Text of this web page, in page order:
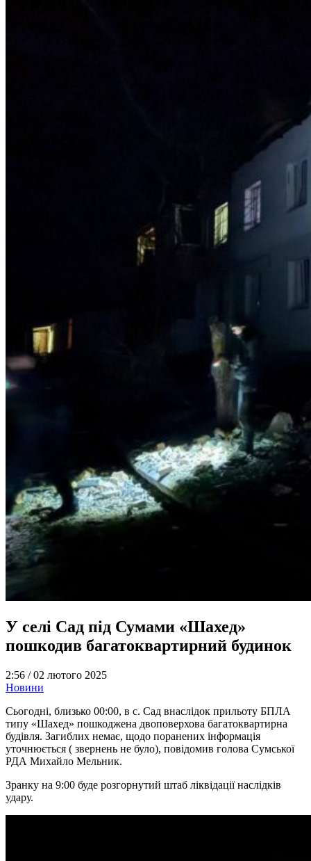
У селі Сад під Сумами «Шахед»
пошкодив багатоквартирний будинок
2:56 /02 лютого 2025
Новини
Сьогодні, близько 00:00, в с. Сад внаслідок прильоту БПЛА
типу «Шахед» пошкоджена двоповерхова багатоквартирна
будівля. Загиблих немає, щодо поранених інформація
уточнюється ( звернень не було), повідомив голова Сумської
РДА Михайло Мельник.
Зранку на 9:00 буде розгорнутий штаб ліквідації наслідків
удару.